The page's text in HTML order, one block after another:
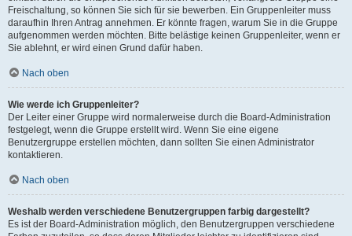
Freischaltung, so können Sie sich für sie bewerben. Ein Gruppenleiter muss
daraufhin Ihren Antrag annehmen. Er könnte fragen, warum Sie in die Gruppe
aufgenommen werden möchten. Bitte belästige keinen Gruppenleiter, wenn er
Sie ablehnt, er wird einen Grund dafür haben.
Nach oben
Wie werde ich Gruppenleiter?
Der Leiter einer Gruppe wird normalerweise durch die Board-Administration
festgelegt, wenn die Gruppe erstellt wird. Wenn Sie eine eigene
Benutzergruppe erstellen möchten, dann sollten Sie einen Administrator
kontaktieren.
Nach oben
Weshalb werden verschiedene Benutzergruppen farbig dargestellt?
Es ist der Board-Administration möglich, den Benutzergruppen verschiedene